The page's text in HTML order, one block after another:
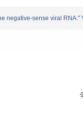
negative-sense viral